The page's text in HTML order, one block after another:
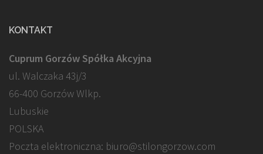
KONTAKT
Cuprum Gorzów Spółka Akcyjna
ul. Walczaka 43j/3
66-400 Gorzów Wlkp.
Lubuskie
POLSKA
Poczta elektroniczna: biuro@stilongorzow.com